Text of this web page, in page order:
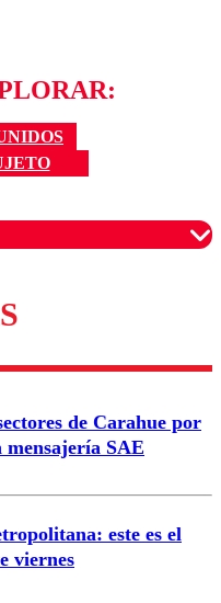
para garantizar un
Enviar comentario
de Carahue por
mensajería SAE
este es el
viernes